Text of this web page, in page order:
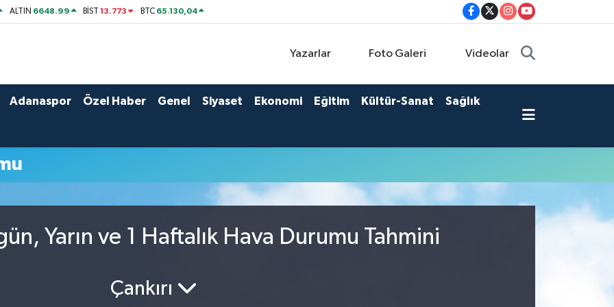
ALTIN 6648.99 BİST13.773 BTC 65.130,04
Yazarlar Foto Galeri Videolar
Adanaspor Özel Haber Genel Siyaset Ekonomi Eğitim Kültür-Sanat Sağlık
Yarın ve 1 Haftalık Hava Durumu Tahmini
Çankırı